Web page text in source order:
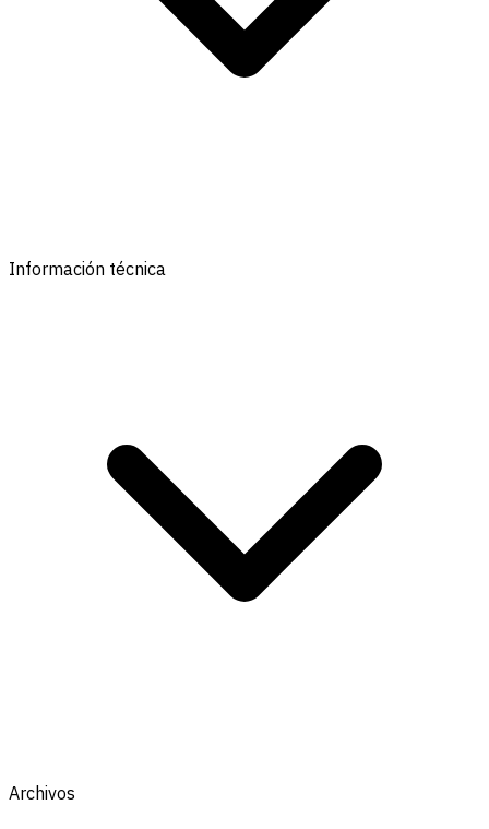
Información técnica
Archivos